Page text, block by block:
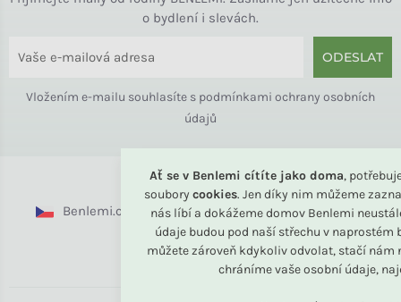
Ať se v Benlemi cítíte jako doma,
soubory cookies. Jen díky nim můžeme
nás líbí a dokážeme domov Benlemi
údaje budou pod naší střechu v naprostém
můžete zároveň kdykoliv odvolat, stačí nám
chráníme vaše osobní údaje,
o bydlení i slevách.
ODESLAT
Vložením e-mailu souhlasíte s podmínkami ochrany osobních
údajů
Benlemi.cz Benlemi.sk Benlemi.com
Benlemi.ro